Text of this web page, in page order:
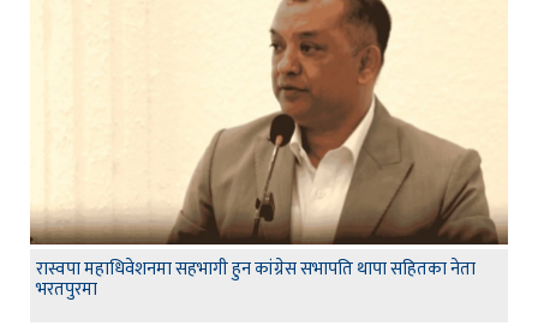
रास्वपा महाधिवेशनमा सहभागी हुन कांग्रेस सभापति थापा सहितका नेता
भरतपुरमा